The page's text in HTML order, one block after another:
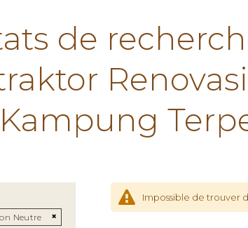
de
Kampung
Impossible de trouver
Neutre Supprimer cet Élément